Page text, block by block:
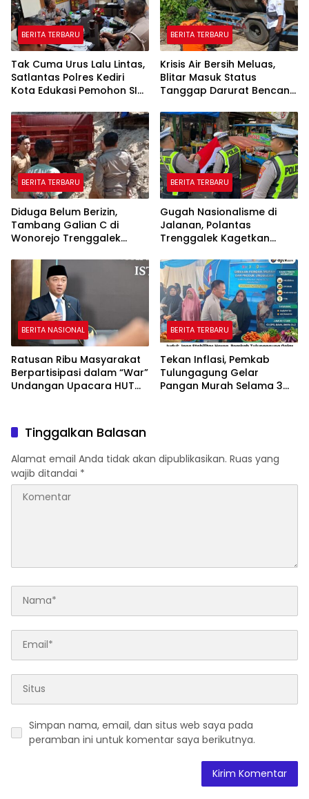
BERITA TERBARU
Tak Cuma Urus Lalu Lintas,
Satlantas Polres Kediri
Kota Edukasi Pemohon SIM
Pelatihan AI
BERITA TERBARU
Krisis Air Bersih Meluas,
Blitar Masuk Status
Tanggap Darurat Bencana
BERITA TERBARU
Diduga Belum Berizin,
Tambang Galian C di
Wonorejo Trenggalek
BERITA TERBARU
Gugah Nasionalisme di
Jalanan, Polantas
Trenggalek Kagetkan
BERITA NASIONAL
Ratusan Ribu Masyarakat
Berpartisipasi dalam “War”
Undangan Upacara HUT
BERITA TERBARU
Tekan Inflasi, Pemkab
Tulungagung Gelar
Pangan Murah Selama 3
Tinggalkan Balasan
Alamat email Anda tidak akan dipublikasikan. Ruas yang
wajib ditandai *
Simpan nama, email, dan situs web saya pada
peramban ini untuk komentar saya berikutnya.